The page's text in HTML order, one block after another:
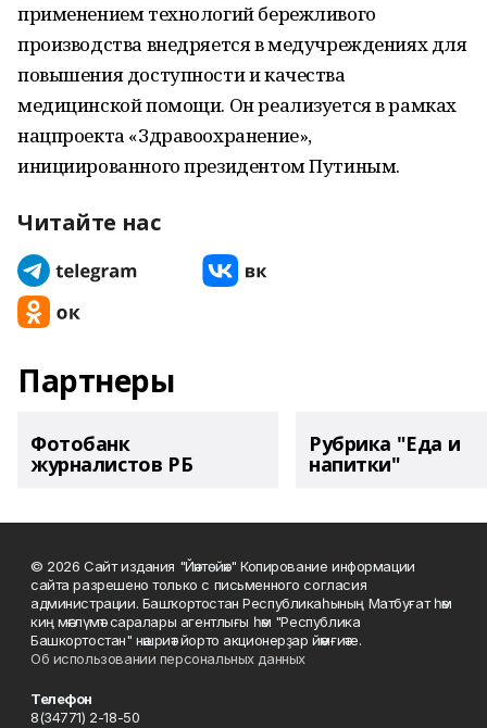
применением технологий бережливого
производства внедряется в медучреждениях для
повышения доступности и качества
медицинской помощи. Он реализуется в рамках
нацпроекта «Здравоохранение»,
инициированного президентом Путиным.
Читайте нас
Партнеры
Фотобанк
журналистов РБ
Рубрика "Еда и
напитки"
© 2026 Сайт издания "Йәнтөйәк" Копирование информации
сайта разрешено только с письменного согласия
администрации. Башҡортостан Республикаһының Матбуғат һәм
киң мәғлүмәт саралары агентлығы һәм "Республика
Башкортостан" нәшриәт йорто акционерҙар йәмғиәте.
Об использовании персональных данных
Телефон
8(34771) 2-18-50